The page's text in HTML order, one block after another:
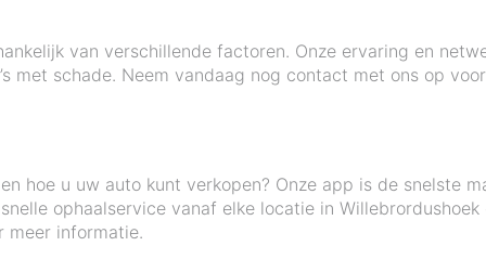
van verschillende factoren. Onze ervaring en
met schade. Neem vandaag nog contact met ons op
hoe u uw auto kunt verkopen? Onze app is de snelste
ophaalservice vanaf elke locatie in
meer informatie.